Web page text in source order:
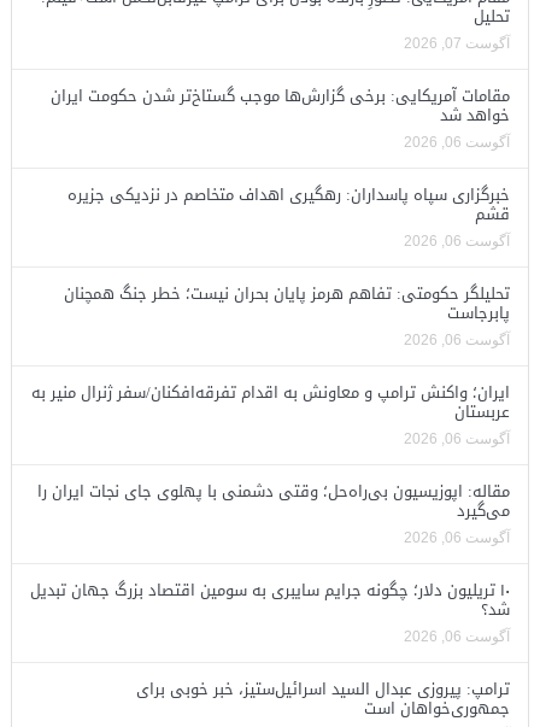
تحلیل
آگوست 07, 2026
مقامات آمریکایی: برخی گزارش‌ها موجب گستاخ‌تر شدن حکومت ایران
خواهد شد
آگوست 06, 2026
خبرگزاری سپاه پاسداران: رهگیری اهداف متخاصم در نزدیکی جزیره
قشم
آگوست 06, 2026
تحلیلگر حکومتی: تفاهم هرمز پایان بحران نیست؛ خطر جنگ همچنان
پابرجاست
آگوست 06, 2026
ایران؛ واکنش ترامپ و معاونش به اقدام تفرقه‌افکنان/سفر ژنرال منیر به
عربستان
آگوست 06, 2026
مقاله: اپوزیسیون بی‌راه‌حل؛ وقتی دشمنی با پهلوی جای نجات ایران را
می‌گیرد
آگوست 06, 2026
۱۰ تریلیون دلار؛ چگونه جرایم سایبری به سومین اقتصاد بزرگ جهان تبدیل
شد؟
آگوست 06, 2026
ترامپ: پیروزی عبدال السید اسرائیل‌ستیز، خبر خوبی برای
جمهوری‌خواهان است